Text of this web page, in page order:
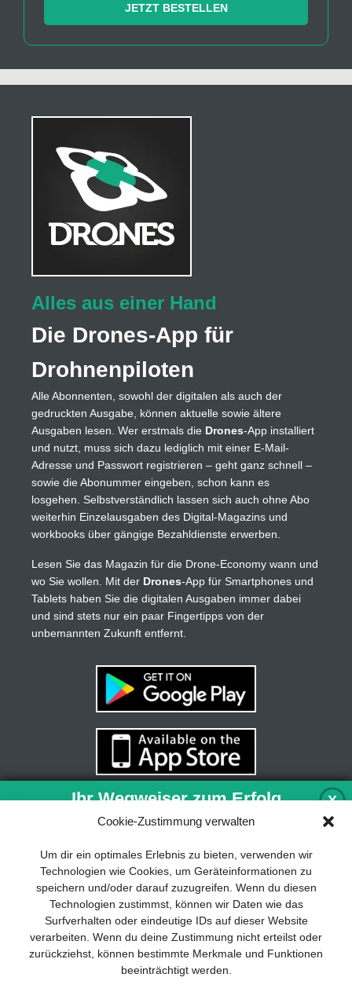
Cookie-Zustimmung verwalten
Um dir ein optimales Erlebnis zu bieten, verwenden wir
Technologien wie Cookies, um Geräteinformationen zu
speichern und/oder darauf zuzugreifen. Wenn du diesen
Technologien zustimmst, können wir Daten wie das
Surfverhalten oder eindeutige IDs auf dieser Website
verarbeiten. Wenn du deine Zustimmung nicht erteilst oder
zurückziehst, können bestimmte Merkmale und Funktionen
beeinträchtigt werden.
JETZT BESTELLEN
Alles aus einer Hand
Die Drones-App für
Drohnenpiloten
Alle Abonnenten, sowohl der digitalen als auch der
gedruckten Ausgabe, können aktuelle sowie ältere
Ausgaben lesen. Wer erstmals die Drones-App installiert
und nutzt, muss sich dazu lediglich mit einer E-Mail-
Adresse und Passwort registrieren – geht ganz schnell –
sowie die Abonummer eingeben, schon kann es
losgehen. Selbstverständlich lassen sich auch ohne Abo
weiterhin Einzelausgaben des Digital-Magazins und
workbooks über gängige Bezahldienste erwerben.
Lesen Sie das Magazin für die Drone-Economy wann und
wo Sie wollen. Mit der Drones-App für Smartphones und
Tablets haben Sie die digitalen Ausgaben immer dabei
und sind stets nur ein paar Fingertipps von der
unbemannten Zukunft entfernt.
X
Ihr Wegweiser zum Erfolg
nachhaltigen Geschäftsmodells sind für
jedes Unternehmen unverzichtbar. Das
Business Model Canvas hilft, sich dabei
auf das Wesentliche zu konzentrieren
und stets im Blick zu behalten, worauf es
wirklich ankommt.
Abonnieren Sie unseren kostenlosen